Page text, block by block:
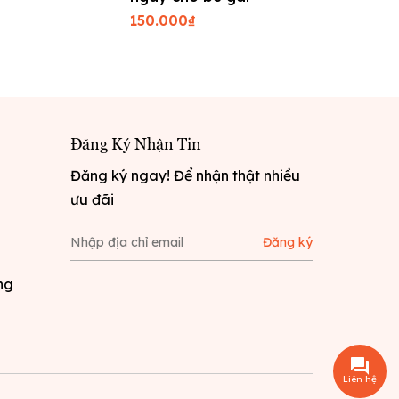
150.000₫
Đăng Ký Nhận Tin
Đăng ký ngay! Để nhận thật nhiều
ưu đãi
Đăng ký
Liên hệ